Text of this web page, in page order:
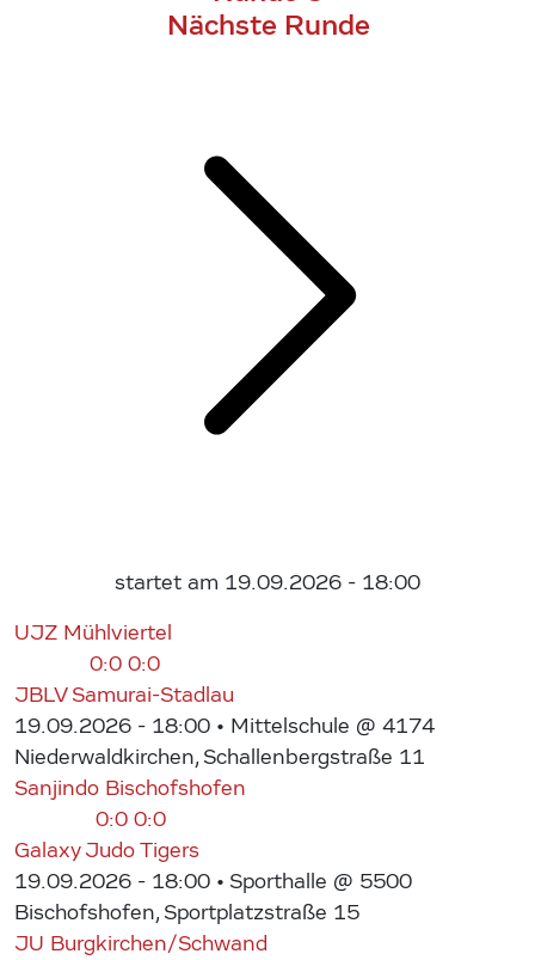
Nächste Runde
startet am 19.09.2026 - 18:00
UJZ Mühlviertel
0:0 0:0
JBLV Samurai-Stadlau
19.09.2026 - 18:00 • Mittelschule @ 4174
Niederwaldkirchen, Schallenbergstraße 11
Sanjindo Bischofshofen
0:0 0:0
Galaxy Judo Tigers
19.09.2026 - 18:00 • Sporthalle @ 5500
Bischofshofen, Sportplatzstraße 15
JU Burgkirchen/Schwand